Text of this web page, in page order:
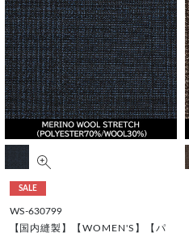
SALE
WS-630799
【国内縫製】【WOMEN'S】【パ